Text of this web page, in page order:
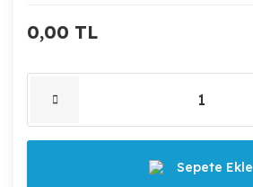
0,00 TL
Sepete Ekle